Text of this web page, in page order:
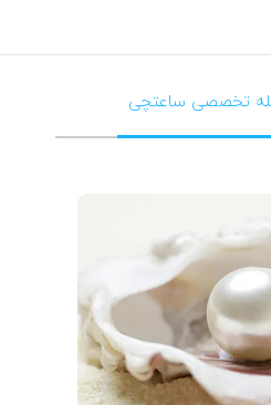
تخصصی ساعتچی